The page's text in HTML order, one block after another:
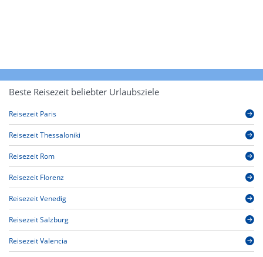
Beste Reisezeit beliebter Urlaubsziele
Reisezeit Paris
Reisezeit Thessaloniki
Reisezeit Rom
Reisezeit Florenz
Reisezeit Venedig
Reisezeit Salzburg
Reisezeit Valencia